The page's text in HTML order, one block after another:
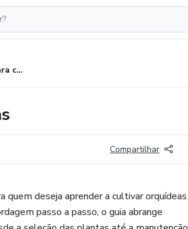
Guia completo para cultivo de Orquídeas
Compartilhar
quem deseja aprender a cultivar orquídeas
passo a passo, o guia abrange